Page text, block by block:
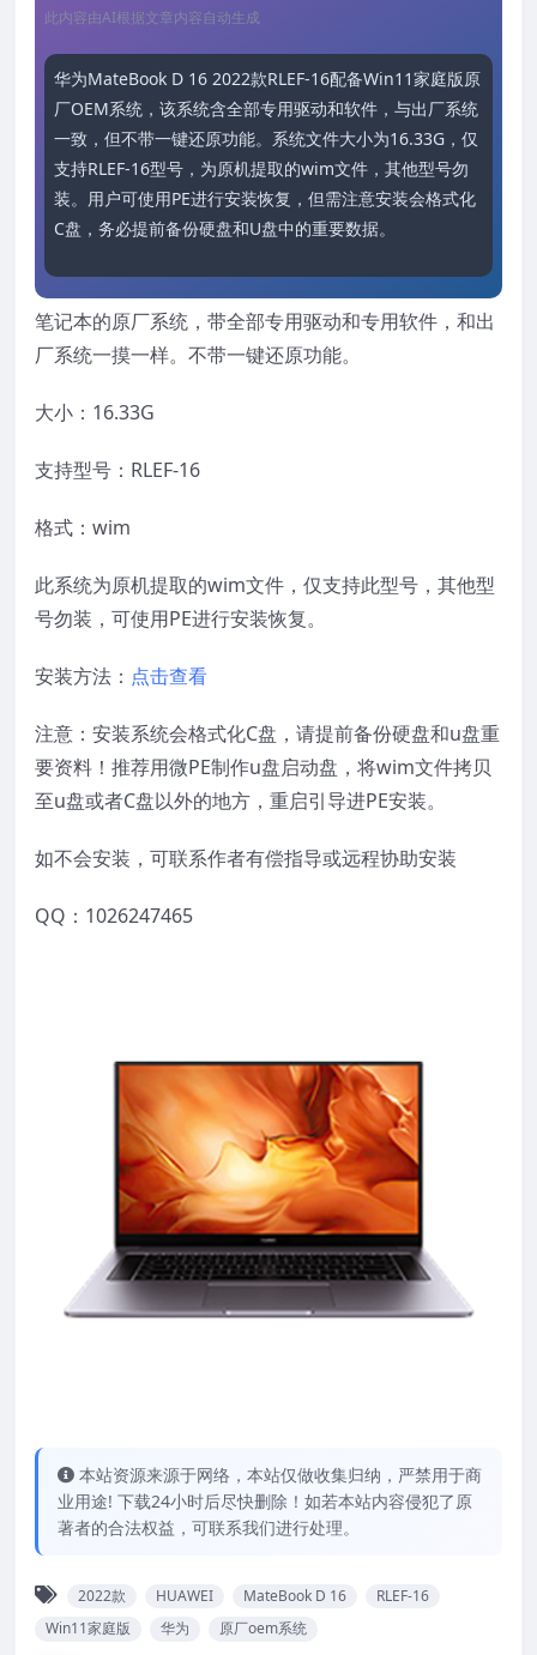
此内容由AI根据文章内容自动生成
华为MateBook D 16 2022款RLEF-16配备Win11家庭版原
厂OEM系统，该系统含全部专用驱动和软件，与出厂系统
一致，但不带一键还原功能。系统文件大小为16.33G，仅
支持RLEF-16型号，为原机提取的wim文件，其他型号勿
装。用户可使用PE进行安装恢复，但需注意安装会格式化
C盘，务必提前备份硬盘和U盘中的重要数据。
笔记本的原厂系统，带全部专用驱动和专用软件，和出
厂系统一摸一样。不带一键还原功能。
大小：16.33G
支持型号：RLEF-16
格式：wim
此系统为原机提取的wim文件，仅支持此型号，其他型
号勿装，可使用PE进行安装恢复。
安装方法： 点击查看
注意：安装系统会格式化C盘，请提前备份硬盘和u盘重
要资料！推荐用微PE制作u盘启动盘，将wim文件拷贝
至u盘或者C盘以外的地方，重启引导进PE安装。
如不会安装，可联系作者有偿指导或远程协助安装
QQ：1026247465
本站资源来源于网络，本站仅做收集归纳，严禁用于商
业用途! 下载24小时后尽快删除！如若本站内容侵犯了原
著者的合法权益，可联系我们进行处理。
2022款 HUAWEI MateBook D 16
RLEF-16
Win11家庭版
华为 原厂oem系统